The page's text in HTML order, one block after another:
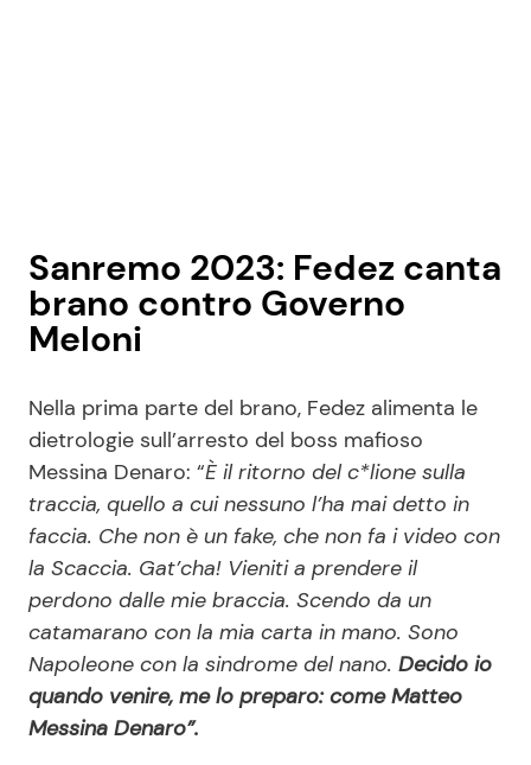
Sanremo 2023: Fedez canta
brano contro Governo
Meloni
Nella prima parte del brano, Fedez alimenta le
dietrologie sull’arresto del boss mafioso
Messina Denaro: “È il ritorno del c*lione sulla
traccia, quello a cui nessuno l’ha mai detto in
faccia. Che non è un fake, che non fa i video con
la Scaccia. Gat’cha! Vieniti a prendere il
perdono dalle mie braccia. Scendo da un
catamarano con la mia carta in mano. Sono
Napoleone con la sindrome del nano. Decido io
quando venire, me lo preparo: come Matteo
Messina Denaro”.